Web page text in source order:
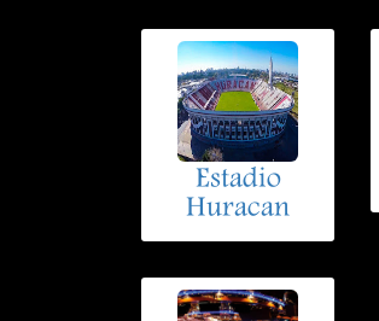
Estadio
Huracan